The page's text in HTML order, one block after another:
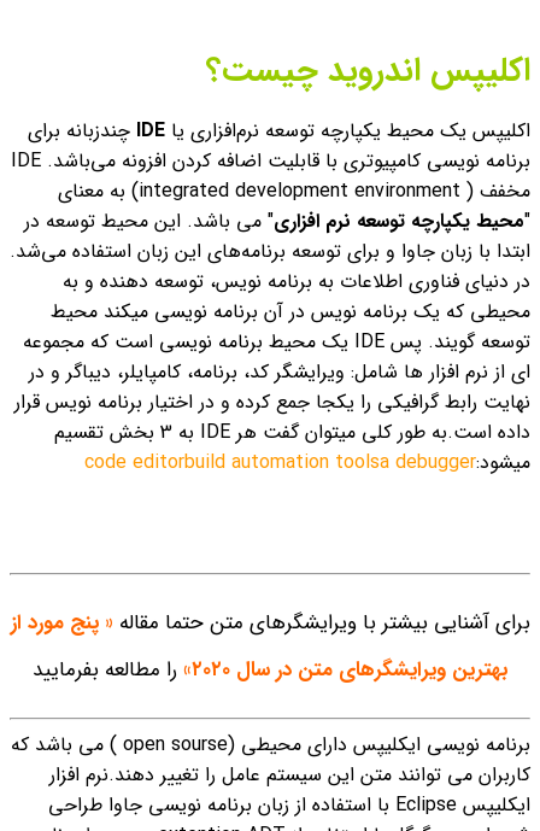
اکلیپس اندروید چیست؟
اکلیپس یک محیط یکپارچه توسعه نرم‌افزاری یا IDE چندزبانه برای
برنامه نویسی کامپیوتری با قابلیت اضافه کردن افزونه می‌باشد. IDE
مخفف ( integrated development environment) به معنای
"محیط یکپارچه توسعه نرم افزاری" می باشد. این محیط توسعه در
ابتدا با زبان جاوا و برای توسعه برنامه‌های این زبان استفاده می‌شد.
در دنیای فناوری اطلاعات به برنامه نویس، توسعه دهنده و به
محیطی که یک برنامه نویس در آن برنامه نویسی میکند محیط
توسعه گویند.
پس IDE یک محیط برنامه نویسی است که مجموعه
ای از نرم افزار ها شامل: ویرایشگر کد، برنامه، کامپایلر، دیباگر و در
نهایت رابط گرافیکی را یکجا جمع کرده و در اختیار برنامه نویس قرار
داده است.
به طور کلی میتوان گفت هر IDE به 3 بخش تقسیم
میشود:
code editorbuild automation toolsa debugger
برای آشنایی بیشتر با ویرایشگرهای متن حتما مقاله « پنج مورد از
بهترین ویرایشگرهای متن در سال ۲۰۲۰»
را مطالعه بفرمایید
برنامه نویسی ایکلیپس دارای محیطی (open sourse ) می باشد که
کاربران می توانند متن این سیستم عامل را تغییر دهند.نرم افزار
ایکلیپس Eclipse با استفاده از زبان برنامه نویسی جاوا طراحی